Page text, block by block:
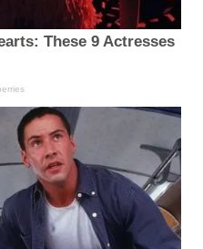
These 9 Actresses